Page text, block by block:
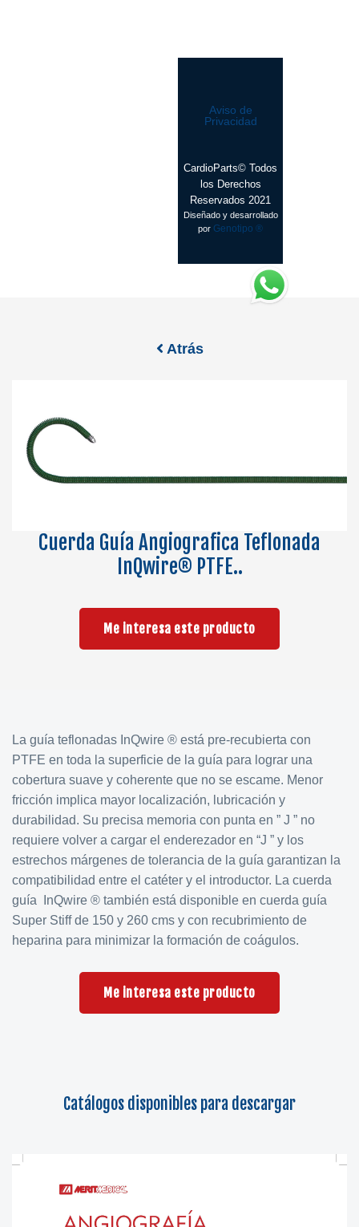
Aviso de
Privacidad
CardioParts© Todos
los Derechos
Reservados 2021
Diseñado y desarrollado
por Genotipo ®
Atrás
Cuerda Guía Angiografica Teflonada
InQwire® PTFE..
Me interesa este producto
La guía teflonadas InQwire ® está pre-recubierta con
PTFE en toda la superficie de la guía para lograr una
cobertura suave y coherente que no se escame. Menor
fricción implica mayor localización, lubricación y
durabilidad. Su precisa memoria con punta en ” J ” no
requiere volver a cargar el enderezador en “J ” y los
estrechos márgenes de tolerancia de la guía garantizan la
compatibilidad entre el catéter y el introductor. La cuerda
guía InQwire ® también está disponible en cuerda guía
Super Stiff de 150 y 260 cms y con recubrimiento de
heparina para minimizar la formación de coágulos.
Me interesa este producto
Catálogos disponibles para descargar